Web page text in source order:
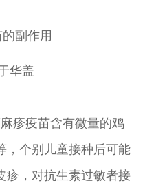
华盖
疹疫苗含有微量的鸡
，个别儿童接种后可能
疹，对抗生素过敏者接